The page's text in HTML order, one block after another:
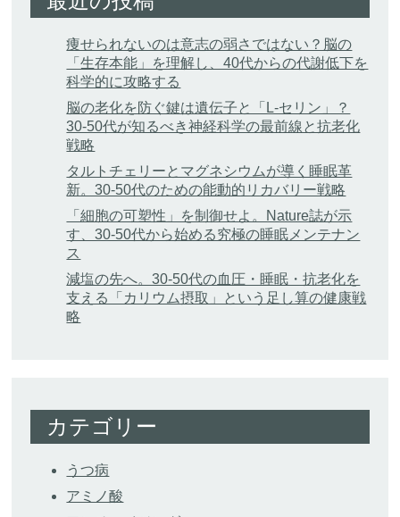
痩せられないのは意志の弱さではない？脳の
「生存本能」を理解し、40代からの代謝低下を
科学的に攻略する
脳の老化を防ぐ鍵は遺伝子と「L-セリン」？
30-50代が知るべき神経科学の最前線と抗老化
戦略
タルトチェリーとマグネシウムが導く睡眠革
新。30-50代のための能動的リカバリー戦略
「細胞の可塑性」を制御せよ。Nature誌が示
す、30-50代から始める究極の睡眠メンテナン
ス
減塩の先へ。30-50代の血圧・睡眠・抗老化を
支える「カリウム摂取」という足し算の健康戦
略
カテゴリー
うつ病
アミノ酸